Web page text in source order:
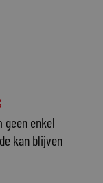
geen enkel
kan blijven